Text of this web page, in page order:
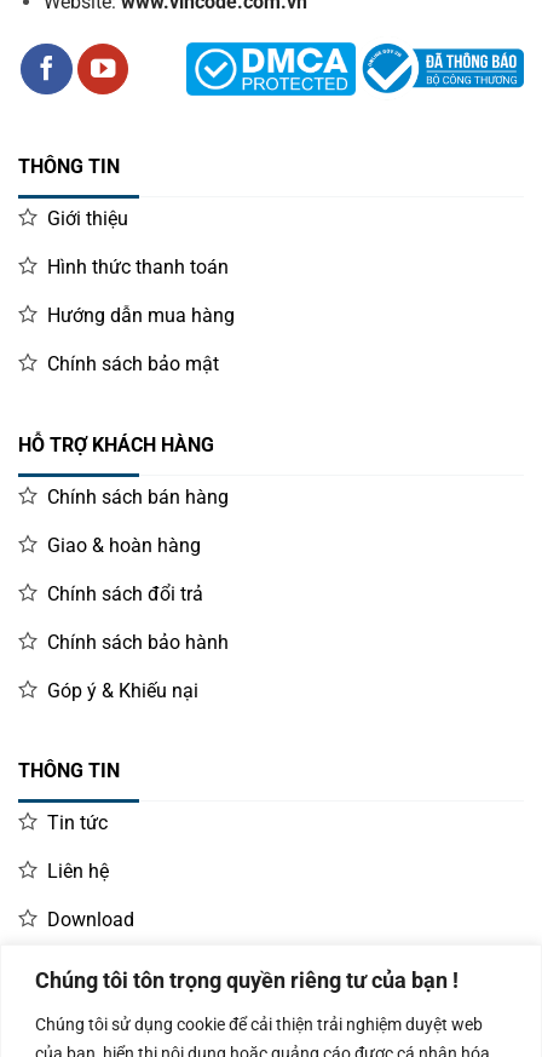
Chúng tôi tôn trọng quyền riêng tư của bạn !
Chúng tôi sử dụng cookie để cải thiện trải nghiệm duyệt web
của bạn, hiển thị nội dung hoặc quảng cáo được cá nhân hóa
THÔNG TIN
Giới thiệu
Hình thức thanh toán
Hướng dẫn mua hàng
Chính sách bảo mật
HỖ TRỢ KHÁCH HÀNG
Chính sách bán hàng
Giao & hoàn hàng
Chính sách đổi trả
Chính sách bảo hành
Góp ý & Khiếu nại
THÔNG TIN
Tin tức
Liên hệ
Download
LIÊN HỆ MUA HÀNG